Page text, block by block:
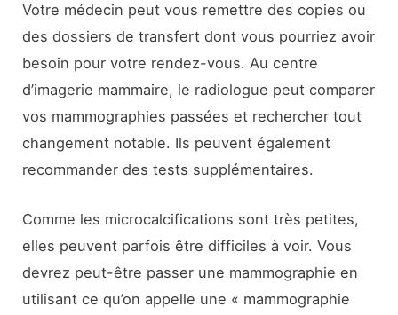
Votre médecin peut vous remettre des copies ou
des dossiers de transfert dont vous pourriez avoir
besoin pour votre rendez-vous. Au centre
d’imagerie mammaire, le radiologue peut comparer
vos mammographies passées et rechercher tout
changement notable. Ils peuvent également
recommander des tests supplémentaires.
Comme les microcalcifications sont très petites,
elles peuvent parfois être difficiles à voir. Vous
devrez peut-être passer une mammographie en
utilisant ce qu’on appelle une « mammographie